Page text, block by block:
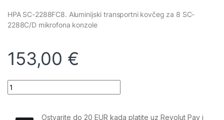
HPA SC-2288FC8. Aluminijski transportni kovčeg za 8 SC-
2288C/D mikrofona konzole
153,00 €
HPA - SC-2288FC8 quantity